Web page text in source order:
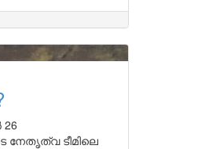
നേതൃത്വ ടീമിലെ